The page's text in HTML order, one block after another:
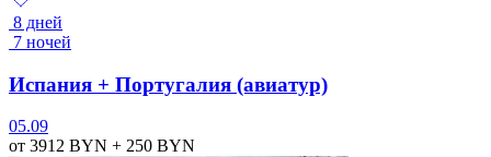
8 дней
7 ночей
Испания + Португалия (авиатур)
05.09
от 3912 BYN + 250 BYN